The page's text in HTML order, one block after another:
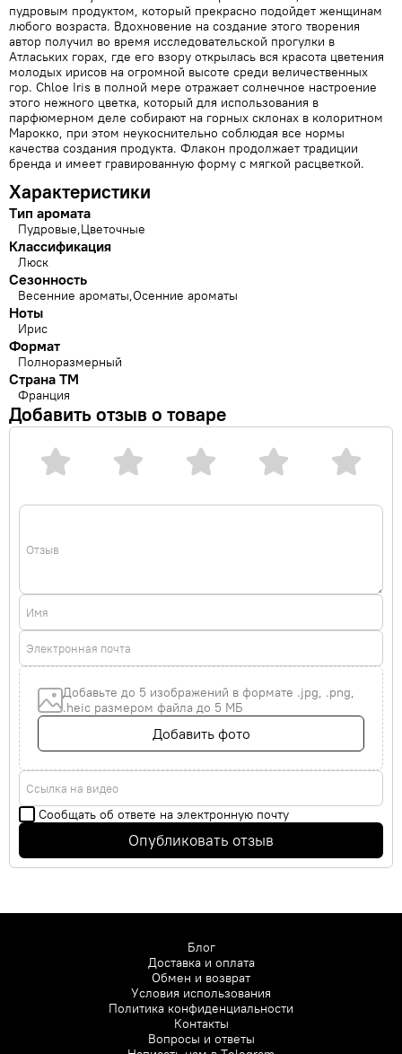
пудровым продуктом, который прекрасно подойдет женщинам
любого возраста. Вдохновение на создание этого творения
автор получил во время исследовательской прогулки в
Атлаських горах, где его взору открылась вся красота цветения
молодых ирисов на огромной высоте среди величественных
гор. Chloe Iris в полной мере отражает солнечное настроение
этого нежного цветка, который для использования в
парфюмерном деле собирают на горных склонах в колоритном
Марокко, при этом неукоснительно соблюдая все нормы
качества создания продукта. Флакон продолжает традиции
бренда и имеет гравированную форму с мягкой расцветкой.
Характеристики
Тип аромата
Пудровые Цветочные
Классификация
Люск
Сезонность
Весенние ароматы Осенние ароматы
Ноты
Ирис
Формат
Полноразмерный
Страна ТМ
Франция
Добавить отзыв о товаре
Отзыв
Имя
Электронная почта
Добавьте до 5 изображений в формате .jpg, .png,
.heic размером файла до 5 МБ
Добавить фото
Ссылка на видео
Сообщать об ответе на электронную почту
Опубликовать отзыв
Блог
Доставка и оплата
Обмен и возврат
Условия использования
Политика конфиденциальности
Контакты
Вопросы и ответы